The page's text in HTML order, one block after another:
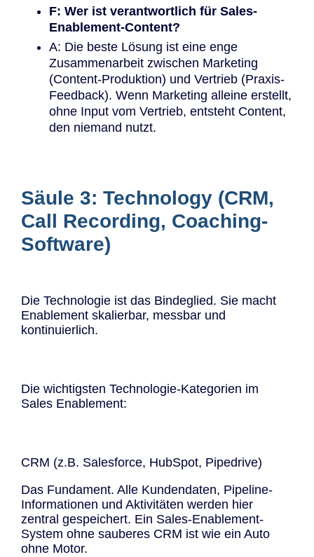
F: Wer ist verantwortlich für Sales-
Enablement-Content?
A: Die beste Lösung ist eine enge
Zusammenarbeit zwischen Marketing
(Content-Produktion) und Vertrieb (Praxis-
Feedback). Wenn Marketing alleine erstellt,
ohne Input vom Vertrieb, entsteht Content,
den niemand nutzt.
Säule 3: Technology (CRM,
Call Recording, Coaching-
Software)
Die Technologie ist das Bindeglied. Sie macht
Enablement skalierbar, messbar und
kontinuierlich.
Die wichtigsten Technologie-Kategorien im
Sales Enablement:
CRM (z.B. Salesforce, HubSpot, Pipedrive)
Das Fundament. Alle Kundendaten, Pipeline-
Informationen und Aktivitäten werden hier
zentral gespeichert. Ein Sales-Enablement-
System ohne sauberes CRM ist wie ein Auto
ohne Motor.